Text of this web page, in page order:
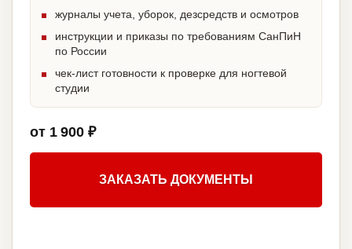
журналы учета, уборок, дезсредств и осмотров
инструкции и приказы по требованиям СанПиН
по России
чек-лист готовности к проверке для ногтевой
студии
от 1 900 ₽
ЗАКАЗАТЬ ДОКУМЕНТЫ